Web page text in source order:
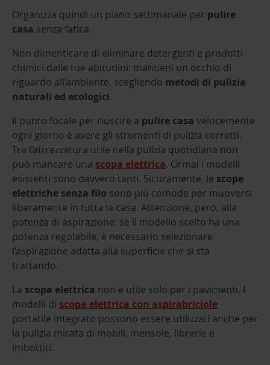
Organizza quindi un piano settimanale per pulire
casa senza fatica.
Non dimenticare di eliminare detergenti e prodotti
chimici dalle tue abitudini: mantieni un occhio di
riguardo all’ambiente, scegliendo metodi di pulizia
naturali ed ecologici.
Il punto focale per riuscire a pulire casa velocemente
ogni giorno è avere gli strumenti di pulizia corretti.
Tra l’attrezzatura utile nella pulizia quotidiana non
può mancare una scopa elettrica. Ormai i modelli
esistenti sono davvero tanti. Sicuramente, le scope
elettriche senza filo sono più comode per muoversi
liberamente in tutta la casa. Attenzione, però, alla
potenza di aspirazione: se il modello scelto ha una
potenza regolabile, è necessario selezionare
l’aspirazione adatta alla superficie che si sta
trattando.
La scopa elettrica non è utile solo per i pavimenti. I
modelli di scopa elettrica con aspirabriciole
portatile integrato possono essere utilizzati anche per
la pulizia mirata di mobili, mensole, librerie e
imbottiti.